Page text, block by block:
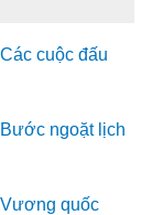
cuộc đấu
ngoặt lịch
quốc